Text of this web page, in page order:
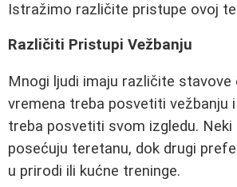
Istražimo različite pristupe ovoj
Različiti Pristupi Vežbanju
Mnogi ljudi imaju različite
vremena treba posvetiti vežbanju
treba posvetiti svom izgledu. Neki
posećuju teretanu, dok drugi
u prirodi ili kućne treninge.